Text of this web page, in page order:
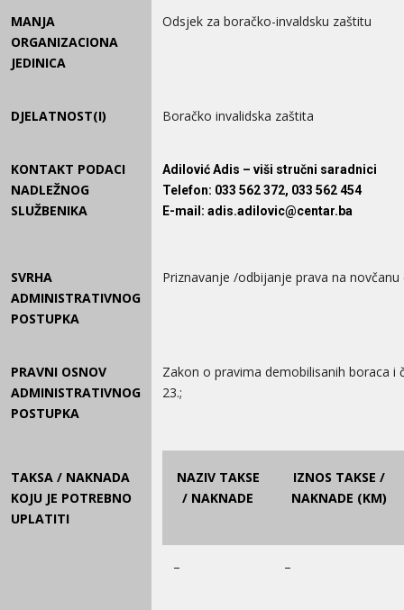
MANJA
ORGANIZACIONA
JEDINICA
Odsjek za boračko-invaldsku zaštitu
DJELATNOST(I) Boračko invalidska zaštita
KONTAKT PODACI
NADLEŽNOG
SLUŽBENIKA
Adilović Adis – viši stručni saradnici
Telefon: 033 562 372, 033 562 454
E-mail : adis.adilovic@centar.ba
SVRHA
ADMINISTRATIVNOG
POSTUPKA
Priznavanje /odbijanje prava na
PRAVNI OSNOV
ADMINISTRATIVNOG
POSTUPKA
Zakon o pravima demobilisanih boraca i
23.;
TAKSA / NAKNADA
KOJU JE POTREBNO
UPLATITI
NAZIV TAKSE
/ NAKNADE
IZNOS TAKSE /
NAKNADE (KM)
– –